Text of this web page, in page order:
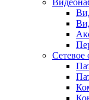
Сетевое